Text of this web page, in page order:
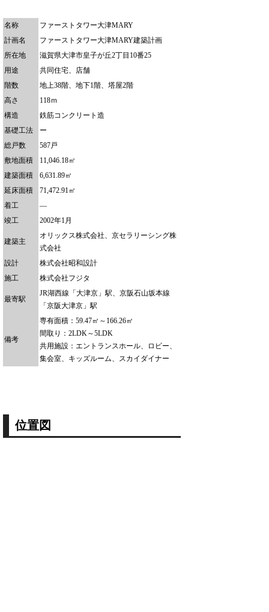
名称
ファーストタワー大津MARY
計画名
ファーストタワー大津MARY建築計画
所在地
滋賀県大津市皇子が丘2丁目10番25
用途
共同住宅、店舗
階数
地上38階、地下1階、塔屋2階
高さ
118ｍ
構造
鉄筋コンクリート造
基礎工法
ー
総戸数
587戸
敷地面積
11,046.18㎡
建築面積
6,631.89㎡
延床面積
71,472.91㎡
着工
―
竣工
2002年1月
建築主
オリックス株式会社、京セラリーシング株
式会社
設計
株式会社昭和設計
施工
株式会社フジタ
最寄駅
JR湖西線「大津京」駅、京阪石山坂本線
「京阪大津京」駅
備考
専有面積：59.47㎡～166.26㎡
間取り：2LDK～5LDK
共用施設：エントランスホール、ロビー、
集会室、キッズルーム、スカイダイナー
位置図